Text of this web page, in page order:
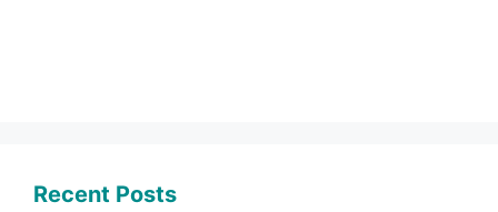
Recent Posts